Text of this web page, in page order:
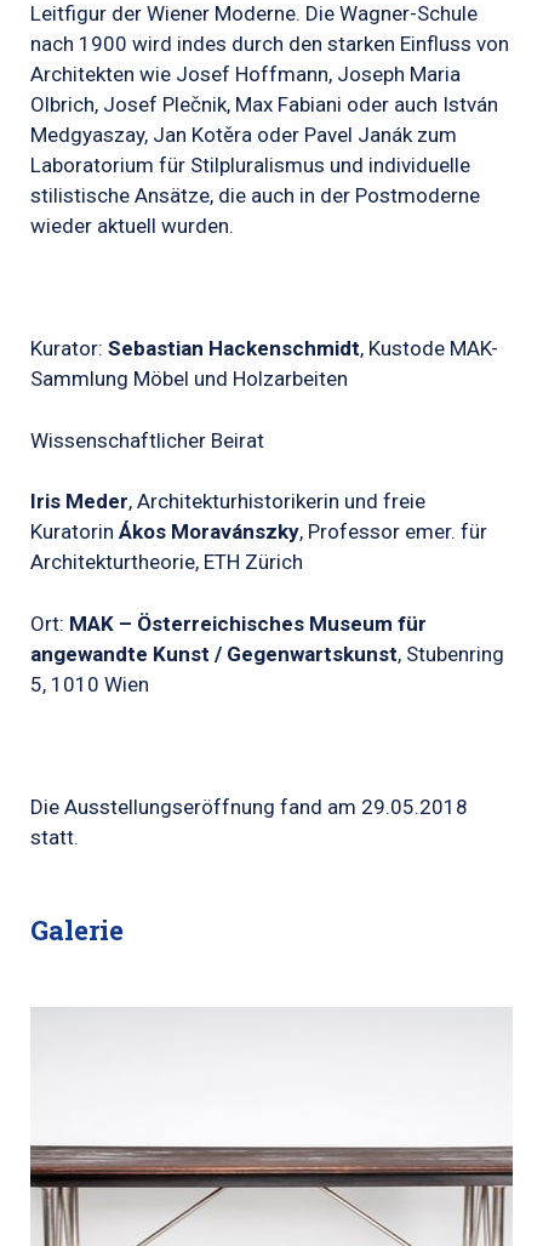
Leitfigur der Wiener Moderne. Die Wagner-Schule
nach 1900 wird indes durch den starken Einfluss von
Architekten wie Josef Hoffmann, Joseph Maria
Olbrich, Josef Plečnik, Max Fabiani oder auch István
Medgyaszay, Jan Kotěra oder Pavel Janák zum
Laboratorium für Stilpluralismus und individuelle
stilistische Ansätze, die auch in der Postmoderne
wieder aktuell wurden.
Kurator: Sebastian Hackenschmidt, Kustode MAK-
Sammlung Möbel und Holzarbeiten
Wissenschaftlicher Beirat
Iris Meder, Architekturhistorikerin und freie
Kuratorin Ákos Moravánszky, Professor emer. für
Architekturtheorie, ETH Zürich
Ort: MAK – Österreichisches Museum für
angewandte Kunst / Gegenwartskunst, Stubenring
5, 1010 Wien
Die Ausstellungseröffnung fand am 29.05.2018
statt.
Galerie